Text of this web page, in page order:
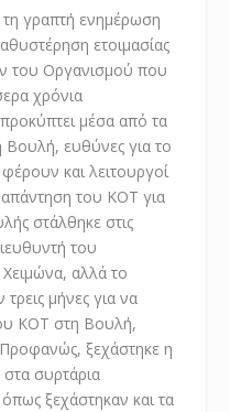
γραπτή ενημέρωση
ετοιμασίας
του Οργανισμού που
χρόνια
μέσα από τα
Βουλή, ευθύνες για το
και λειτουργοί
του ΚΟΤ για
στάλθηκε στις
του
αλλά το
μήνες για να
ΚΟΤ στη Βουλή,
ξεχάστηκε η
συρτάρια
ξεχάστηκαν και τα